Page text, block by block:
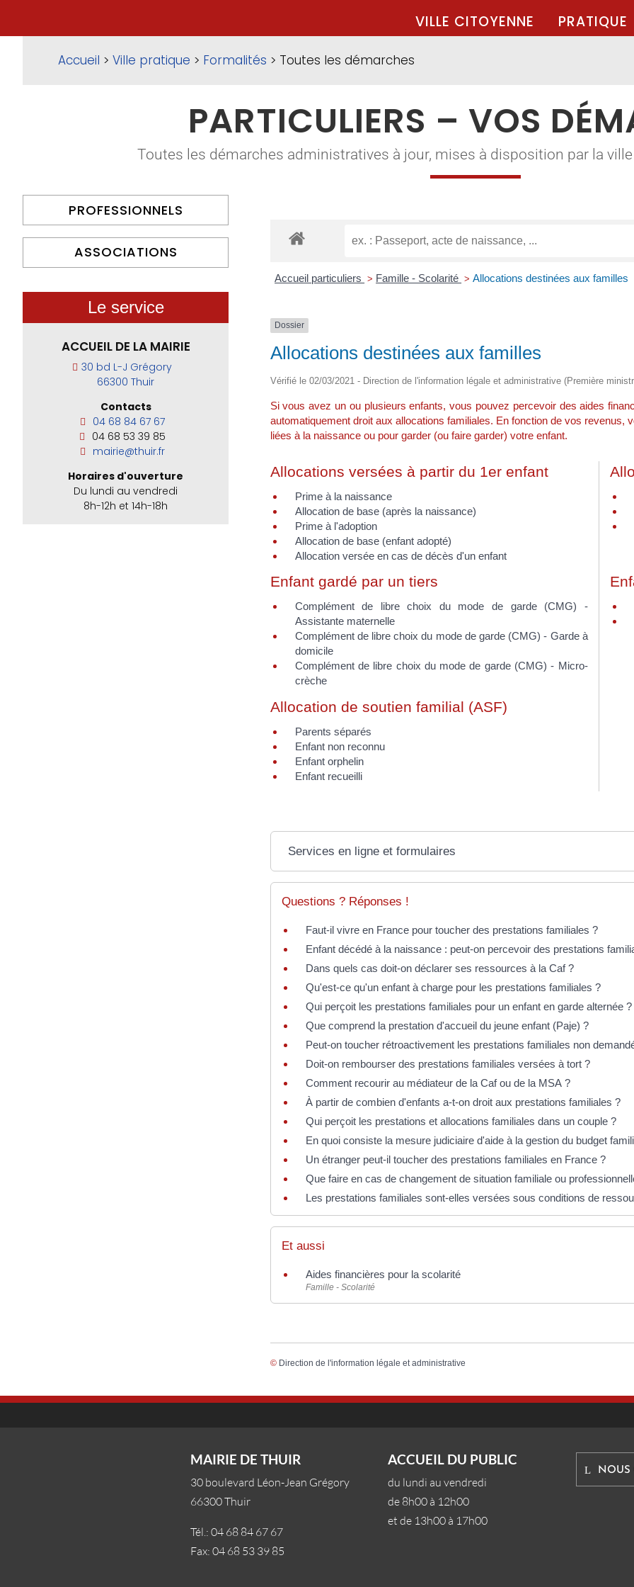
VILLE CITOYENNE PRATIQUE
Accueil > Ville pratique > Formalités > Toutes les démarches
PARTICULIERS – VOS
Toutes les démarches administratives à jour, mises à disposition par la
PROFESSIONNELS
ASSOCIATIONS
Le service
ACCUEIL DE LA MAIRIE
30 bd L-J Grégory
66300 Thuir
Contacts
04 68 84 67 67
04 68 53 39 85
mairie@thuir.fr
Horaires d'ouverture
Du lundi au vendredi
8h-12h et 14h-18h
Accueil particuliers > Famille - Scolarité > Allocations destinées aux familles
Dossier
Allocations destinées aux familles
Vérifié le 02/03/2021 - Direction de l'information légale et administrative (Première
Si vous avez un ou plusieurs enfants, vous pouvez percevoir des aides
automatiquement droit aux allocations familiales. En fonction de vos
liées à la naissance ou pour garder (ou faire garder) votre enfant.
Allocations versées à partir du 1er enfant
Prime à la naissance
Allocation de base (après la naissance)
Prime à l'adoption
Allocation de base (enfant adopté)
Allocation versée en cas de décès d'un enfant
Enfant gardé par un tiers
Complément de libre choix du mode de garde (CMG) -
Assistante maternelle
Complément de libre choix du mode de garde (CMG) - Garde à
domicile
Complément de libre choix du mode de garde (CMG) - Micro-
crèche
Allocation de soutien familial (ASF)
Parents séparés
Enfant non reconnu
Enfant orphelin
Enfant recueilli
Services en ligne et formulaires
Questions ? Réponses !
Faut-il vivre en France pour toucher des prestations familiales ?
Enfant décédé à la naissance : peut-on percevoir des prestations
Dans quels cas doit-on déclarer ses ressources à la Caf ?
Qu'est-ce qu'un enfant à charge pour les prestations familiales ?
Qui perçoit les prestations familiales pour un enfant en garde alternée ?
Que comprend la prestation d'accueil du jeune enfant (Paje) ?
Peut-on toucher rétroactivement les prestations familiales non
Doit-on rembourser des prestations familiales versées à tort ?
Comment recourir au médiateur de la Caf ou de la MSA ?
À partir de combien d'enfants a-t-on droit aux prestations familiales ?
Qui perçoit les prestations et allocations familiales dans un couple ?
En quoi consiste la mesure judiciaire d'aide à la gestion du budget
Un étranger peut-il toucher des prestations familiales en France ?
Que faire en cas de changement de situation familiale ou
Les prestations familiales sont-elles versées sous conditions de
Et aussi
Aides financières pour la scolarité
Famille - Scolarité
© Direction de l'information légale et administrative
MAIRIE DE THUIR
30 boulevard Léon-Jean Grégory
66300 Thuir
Tél.: 04 68 84 67 67
Fax: 04 68 53 39 85
ACCUEIL DU PUBLIC
du lundi au vendredi
de 8h00 à 12h00
et de 13h00 à 17h00
NOUS